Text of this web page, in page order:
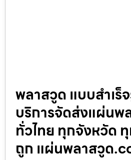
พลาสวูด แบบสำเร็
บริการจัดส่งแผ่นพ
ทั่วไทย ทุกจังหวัด
ถูก แผ่นพลาสวูด